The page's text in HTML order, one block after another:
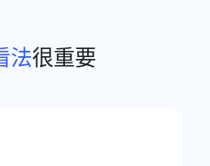
法很重要